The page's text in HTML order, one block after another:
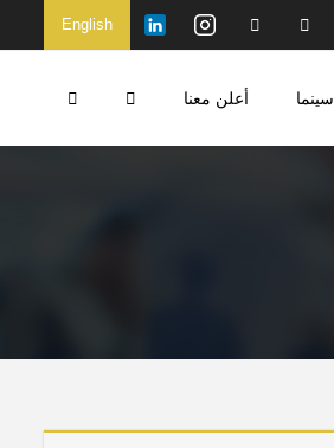
English
سينما أعلن معنا